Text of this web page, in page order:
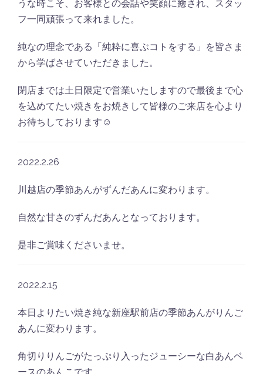
うな時こそ、お客様との会話や笑顔に癒され、スタッ
フ一同頑張って来れました。
純なの理念である「純粋に喜ぶコトをする」を皆さま
から学ばさせていただきました。
閉店までは土日限定で営業いたしますので最後まで心
を込めてたい焼きをお焼きして皆様のご来店を心より
お待ちしております☺︎
2022.2.26
川越店の季節あんがずんだあんに変わります。
自然な甘さのずんだあんとなっております。
是非ご賞味くださいませ。
2022.2.15
本日よりたい焼き純な新座駅前店の季節あんがりんご
あんに変わります。
角切りりんごがたっぷり入ったジューシーな白あんベ